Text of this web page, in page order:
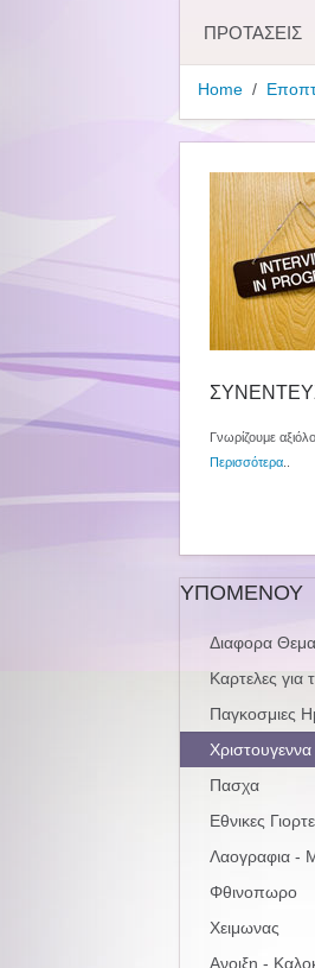
ΠΡΟΤΑΣΕΙΣ
Home
Γνωρίζουμε
Περισσότερα
ΥΠΟΜΕΝΟΥ
Διαφορα
Καρτελες για
Παγκοσμιες
Χριστουγεννα
Πασχα
Εθνικες
Λαογραφια -
Φθινοπωρο
Χειμωνας
Ανοιξη -